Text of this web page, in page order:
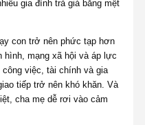
gia đình trả giá bằng mệt
con trở nên phức tạp hơn
hình, mạng xã hội và áp lực
việc, tài chính và gia
tiếp trở nên khó khăn. Và
cha mẹ dễ rơi vào cảm